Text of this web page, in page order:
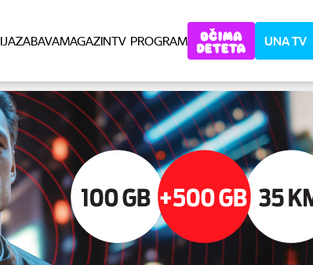
ZABAVAMAGAZINTV PROGRAM UNA TV